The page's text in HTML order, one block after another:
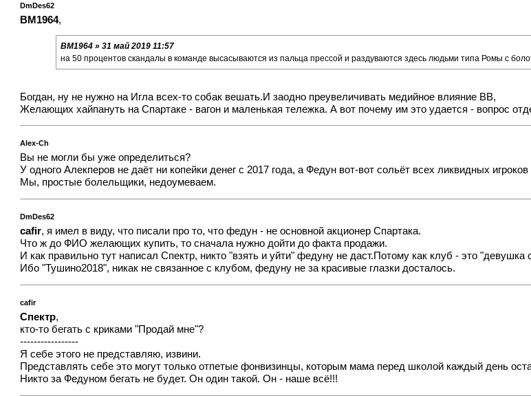
DmDes62
BM1964,
BM1964 » 31 май 2019 11:57
на 50 процентов скандалы в команде высасываются из пальца прессой и раздуваются здесь людьми типа Ромы с
Богдан, ну не нужно на Игла всех-то собак вешать.И заодно преувеличивать медийное влияние ВВ,
Желающих хайпануть на Спартаке - вагон и маленькая тележка. А вот почему им это удается - вопрос
Alex-Ch
Вы не могли бы уже определиться?
У одного Алекперов не даёт ни копейки денег с 2017 года, а Федун вот-вот сольёт всех ликвидных
Мы, простые болельщики, недоумеваем.
DmDes62
cafir, я имел в виду, что писали про то, что федун - не основной акционер Спартака.
Что ж до ФИО желающих купить, то сначала нужно дойти до факта продажи.
И как правильно тут написал Спектр, никто "взять и уйти" федуну не даст.Потому как клуб - это "девушка
Ибо "Тушино2018", никак не связанное с клубом, федуну не за красивые глазки досталось.
cafir
Спектр,
кто-то бегать с криками "Продай мне"?
-----------------
Я себе этого не представляю, извини.
Представлять себе это могут только отпетые фонвизинцы, которым мама перед школой каждый день
Никто за Федуном бегать не будет. Он один такой. Он - наше всё!!!